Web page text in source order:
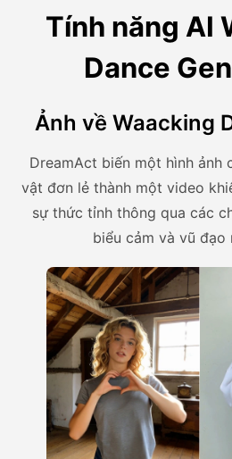
Tính năng AI
Dance
Ảnh về Waacking
DreamAct biến một hình ảnh
vật đơn lẻ thành một video
sự thức tỉnh thông qua các
biểu cảm và vũ đạo